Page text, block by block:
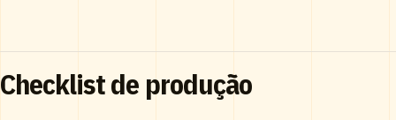
Checklist de produção